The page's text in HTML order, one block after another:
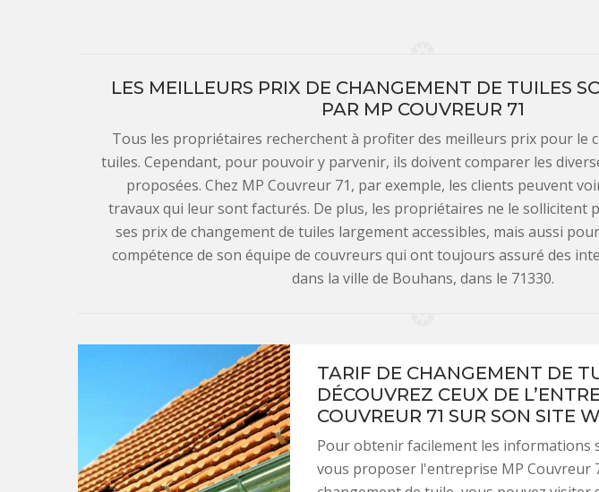
LES MEILLEURS PRIX DE CHANGEMENT DE TUILES
PAR MP COUVREUR 71
Tous les propriétaires recherchent à profiter des meilleurs prix pour le
tuiles. Cependant, pour pouvoir y parvenir, ils doivent comparer les
proposées. Chez MP Couvreur 71, par exemple, les clients peuvent
travaux qui leur sont facturés. De plus, les propriétaires ne le sollicitent
ses prix de changement de tuiles largement accessibles, mais aussi
compétence de son équipe de couvreurs qui ont toujours assuré des
dans la ville de Bouhans, dans le 71330.
TARIF DE CHANGEMENT DE
DÉCOUVREZ CEUX DE
COUVREUR 71 SUR SON SITE
Pour obtenir facilement les informations
vous proposer l'entreprise MP Couvreur